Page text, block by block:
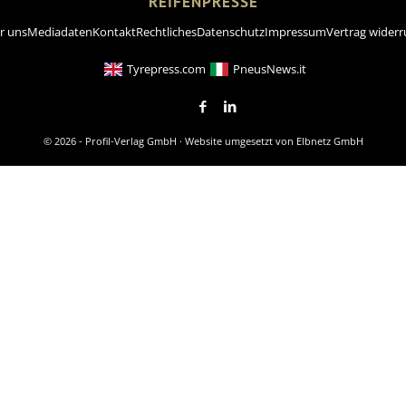
unsMediadatenKontaktRechtlichesDatenschutzImpressumVertrag
Tyrepress.com PneusNews.it
© 2026 - Profil-Verlag GmbH · Website umgesetzt von Elbnetz GmbH